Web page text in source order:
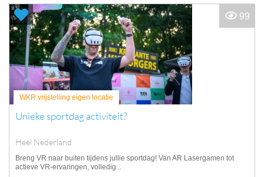
WKR vrijstelling eigen locatie
Unieke sportdag activiteit?
Heel Nederland
Breng VR naar buiten tijdens jullie sportdag! Van AR Lasergamen tot
actieve VR-ervaringen, volledig...
99